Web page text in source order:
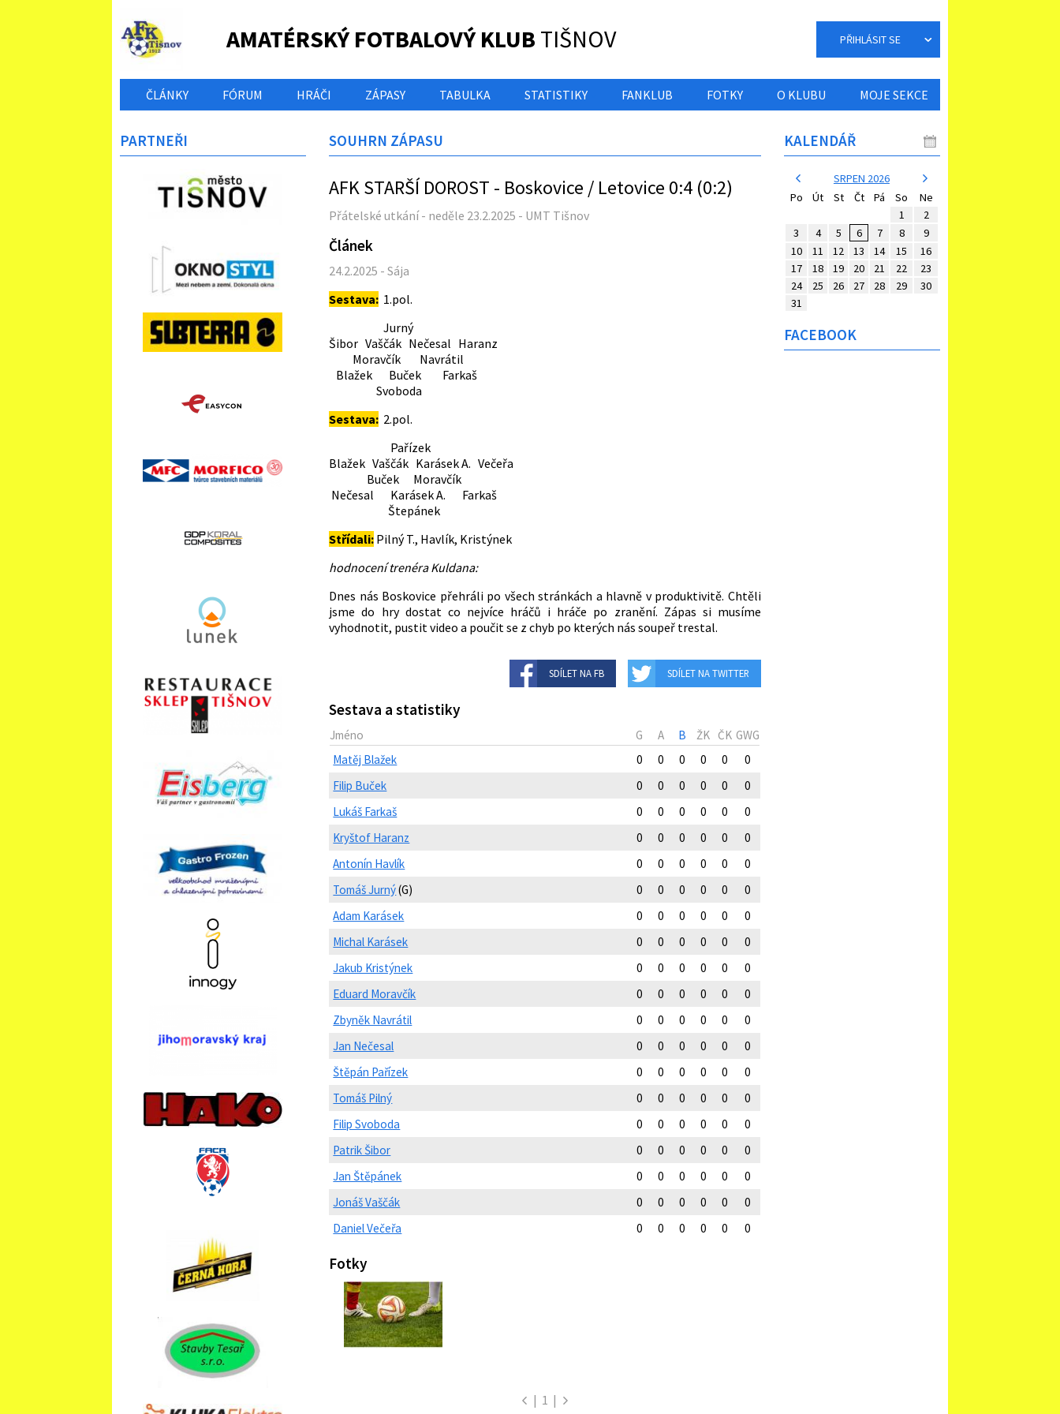
AMATÉRSKÝ FOTBALOVÝ KLUB TIŠNOV PŘIHLÁSIT SE
ČLÁNKY FÓRUM HRÁČI ZÁPASY TABULKA STATISTIKY FANKLUB FOTKY O KLUBU MOJE SEKCE
SOUHRN ZÁPASU
AFK STARŠÍ DOROST - Boskovice / Letovice 0:4 (0:2)
Přátelské utkání - neděle 23.2.2025 - UMT Tišnov
Článek
24.2.2025 - Sája
Sestava: 1.pol.
Jurný
Šibor Vaščák Nečesal Haranz
Moravčík Navrátil
Blažek Buček Farkaš
Svoboda
Sestava: 2.pol.
Pařízek
Blažek Vaščák Karásek A. Večeřa
Buček Moravčík
Nečesal Karásek A. Farkaš
Štepánek
Střídali: Pilný T., Havlík, Kristýnek
hodnocení trenéra Kuldana:
Dnes nás Boskovice přehráli po všech stránkách a hlavně v produktivitě. Chtěli
jsme do hry dostat co nejvíce hráčů i hráče po zranění. Zápas si musíme
vyhodnotit, pustit video a poučit se z chyb po kterých nás soupeř trestal.
SDÍLET NA FB SDÍLET NA TWITTER
Sestava a statistiky
Jméno G A B ŽK ČK GWG
Matěj Blažek
0 0 0 0 0
0
Filip Buček
0 0 0 0 0
0
Lukáš Farkaš
0 0 0 0 0
0
Kryštof Haranz
0 0 0 0 0
0
Antonín Havlík
0 0 0 0 0
0
Tomáš Jurný(G) 0 0 0 0 0
0
Adam Karásek
0 0 0 0 0
0
Michal Karásek
0 0 0 0 0
0
Jakub Kristýnek
0 0 0 0 0
0
Eduard Moravčík
0 0 0 0 0
0
Zbyněk Navrátil
0 0 0 0 0
0
Jan Nečesal
0 0 0 0 0
0
Štěpán Pařízek
0 0 0 0 0
0
Tomáš Pilný
0 0 0 0 0
0
Filip Svoboda
0 0 0 0 0
0
Patrik Šibor
0 0 0 0 0
0
Jan Štěpánek
0 0 0 0 0
0
Jonáš Vaščák
0 0 0 0 0
0
Daniel Večeřa
0 0 0 0 0 0
Fotky
| 1 |
PARTNEŘI KALENDÁŘ
SRPEN 2026
Po
Út St Čt Pá So
Ne
1
2
3
4 5 6 7 8
9
10
11 12 13 14 15
16
17
18 19 20 21 22
23
24
25 26 27 28 29
30
31
FACEBOOK